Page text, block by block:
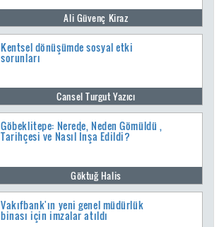
Ali Güvenç Kiraz
Kentsel dönüşümde sosyal etki
sorunları
Cansel Turgut Yazıcı
Göbeklitepe: Nerede, Neden Gömüldü ,
Tarihçesi ve Nasıl İnşa Edildi?
Göktuğ Halis
Vakıfbank'ın yeni genel müdürlük
binası için imzalar atıldı